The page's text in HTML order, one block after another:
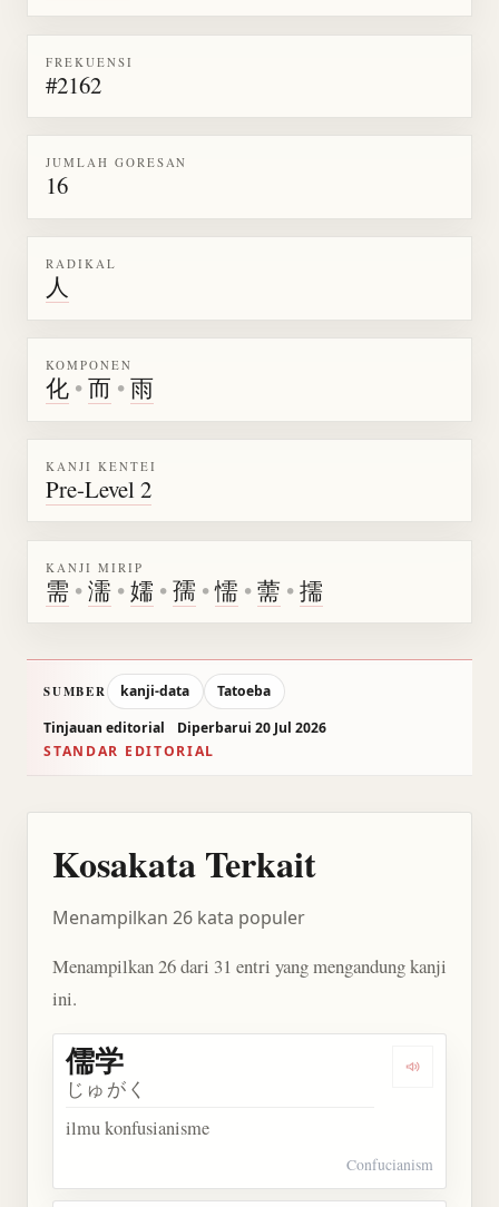
FREKUENSI
#2162
JUMLAH GORESAN
16
RADIKAL
人
KOMPONEN
化 •而 •雨
KANJI KENTEI
Pre-Level 2
KANJI MIRIP
需 •濡 •嬬 •孺 •懦 •薷 •擩
SUMBER kanji-data
Tatoeba
Tinjauan editorial
Diperbarui 20 Jul 2026
STANDAR EDITORIAL
Kosakata Terkait
Menampilkan 26 kata populer
Menampilkan 26 dari 31 entri yang mengandung kanji
ini.
Dengarkan
儒学
じゅがく
ilmu konfusianisme
Confucianism